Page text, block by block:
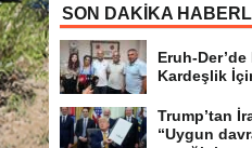
SON DAKİKA
Eruh-
Kardeşlik
Trump’tan
“Uygun